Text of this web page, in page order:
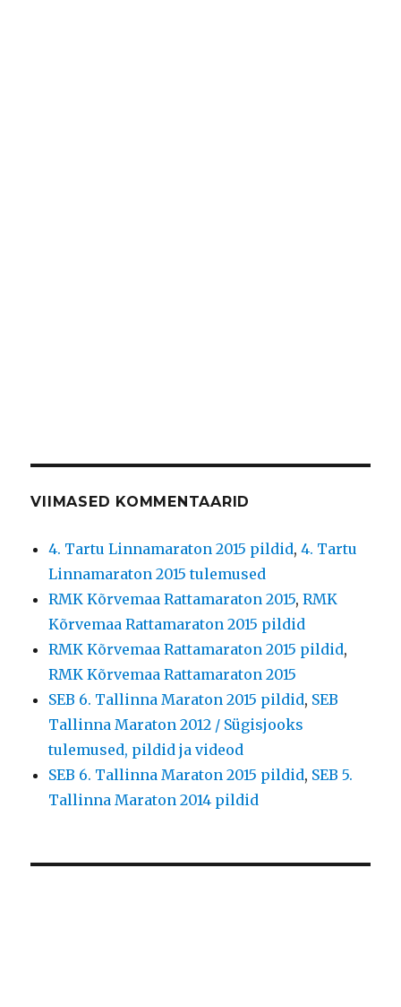
VIIMASED KOMMENTAARID
4. Tartu Linnamaraton 2015 pildid,4. Tartu
Linnamaraton 2015 tulemused
RMK Kõrvemaa Rattamaraton 2015,RMK
Kõrvemaa Rattamaraton 2015 pildid
RMK Kõrvemaa Rattamaraton 2015 pildid,
RMK Kõrvemaa Rattamaraton 2015
SEB 6. Tallinna Maraton 2015 pildid, SEB
Tallinna Maraton 2012 / Sügisjooks
tulemused, pildid ja videod
SEB 6. Tallinna Maraton 2015 pildid, SEB 5.
Tallinna Maraton 2014 pildid